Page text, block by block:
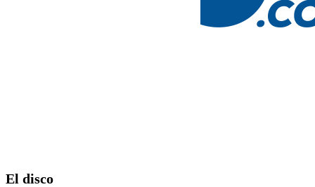
El disco